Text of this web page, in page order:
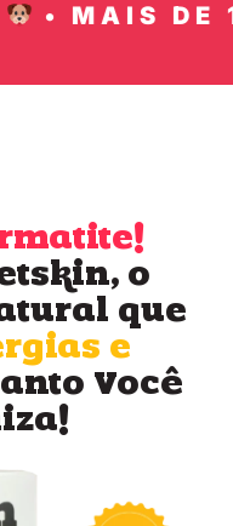
• MAIS DE
o
que
e
Você